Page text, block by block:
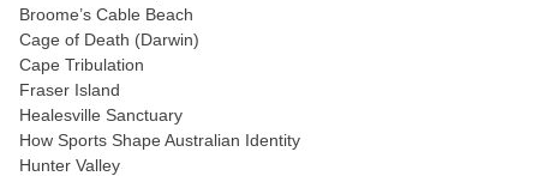
Broome’s Cable Beach
Cage of Death (Darwin)
Cape Tribulation
Fraser Island
Healesville Sanctuary
How Sports Shape Australian Identity
Hunter Valley